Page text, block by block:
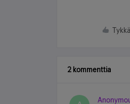
2 kommenttia